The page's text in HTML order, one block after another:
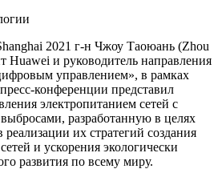
2021 г-н Чжоу Таоюань (Zhou
Huawei и руководитель направления
управлением», в рамках
конференции представил
электропитанием сетей с
разработанную в целях
реализации их стратегий создания
и ускорения экологически
развития по всему миру.